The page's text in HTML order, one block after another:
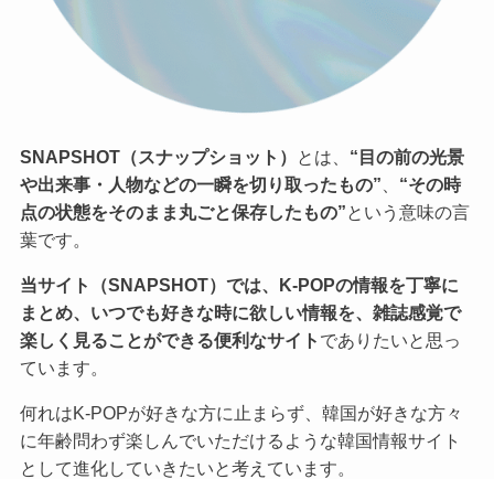
SNAPSHOT（スナップショット） とは、 “目の前の光景
や出来事・人物などの一瞬を切り取ったもの”
“その時
点の状態をそのまま丸ごと保存したもの” という意味の言
葉です。
当サイト（SNAPSHOT）では、K-POPの情報を丁寧に
まとめ、いつでも好きな時に欲しい情報を、雑誌感覚で
楽しく見ることができる便利なサイト でありたいと思っ
ています。
何れはK-POPが好きな方に止まらず、韓国が好きな方々
に年齢問わず楽しんでいただけるような韓国情報サイト
として進化していきたいと考えています。